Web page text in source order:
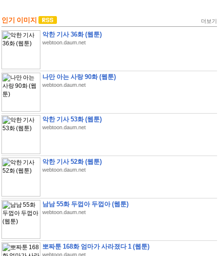
인기 이미지 더보기
악한 기사 36화 (웹툰)
webtoon.daum.net
나만 아는 사랑 90화 (웹툰)
webtoon.daum.net
악한 기사 53화 (웹툰)
webtoon.daum.net
악한 기사 52화 (웹툰)
webtoon.daum.net
남남 55화 두껍아 두껍아 (웹툰)
webtoon.daum.net
뽀짜툰 168화 엄마가 사라졌다 1 (웹툰)
webtoon.daum.net